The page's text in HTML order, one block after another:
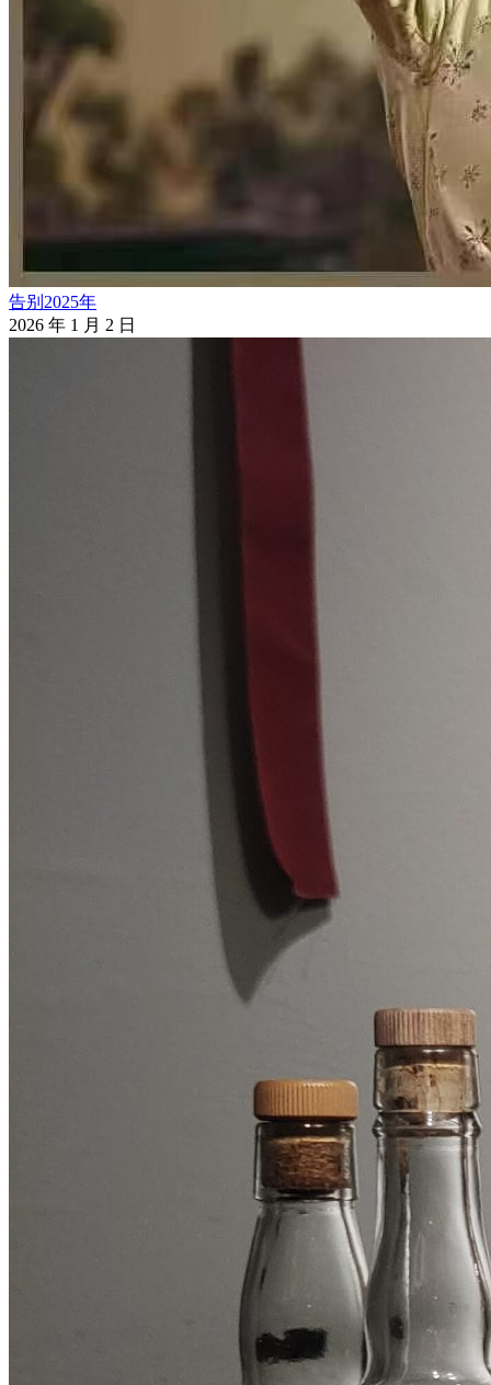
告别2025年
2026 年 1 月 2 日